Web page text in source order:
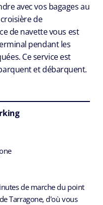
avec vos bagages au
de
de navette vous est
pendant les
Ce service est
et débarquent.
de marche du point
Tarragone, d'où vous